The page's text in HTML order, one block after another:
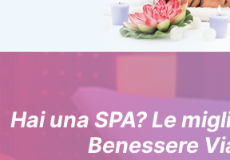
Hai una SPA? Le
Benessere